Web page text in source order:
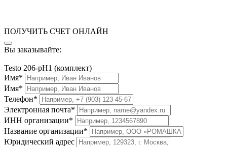
ПОЛУЧИТЬ СЧЕТ ОНЛАЙН
Вы заказывайте:
Testo 206-pH1 (комплект)
Имя*
Имя*
Телефон*
Электронная почта*
ИНН организации*
Название организации*
Юридический адрес